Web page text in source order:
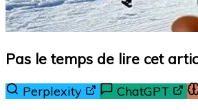
Pas le temps de lire cet
Perplexity ChatGPT